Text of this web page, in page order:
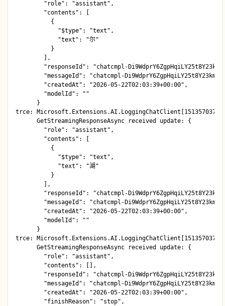
        "role": "assistant",
        "contents": [
          {
            "$type": "text",
            "text": "尔"
          }
        ],
"responseId": "chatcmpl-
"messageId": "chatcmpl-
        "createdAt": "2026-05-22T02:03:39+00:00",
        "modelId": ""
      }
trce: Microsoft.Extensions.AI.LoggingChatClient[1513570378]
      GetStreamingResponseAsync received update: {
        "role": "assistant",
        "contents": [
          {
            "$type": "text",
            "text": "湖"
          }
        ],
"responseId": "chatcmpl-
"messageId": "chatcmpl-
        "createdAt": "2026-05-22T02:03:39+00:00",
        "modelId": ""
      }
trce: Microsoft.Extensions.AI.LoggingChatClient[1513570378]
      GetStreamingResponseAsync received update: {
        "role": "assistant",
        "contents": [],
"responseId": "chatcmpl-
"messageId": "chatcmpl-
        "createdAt": "2026-05-22T02:03:39+00:00",
        "finishReason": "stop",